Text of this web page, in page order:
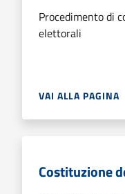
Procedimento di
elettorali
VAI ALLA PAGINA
Costituzione